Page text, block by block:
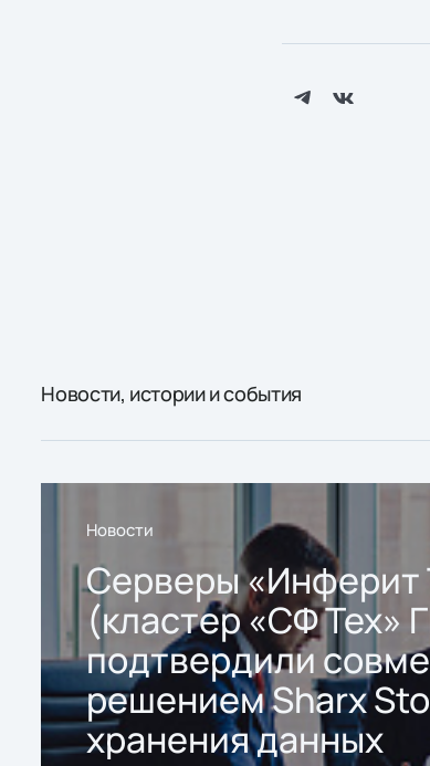
Новости, истории и события
Новости
Серверы «Инферит
(кластер «СФ Тех»
подтвердили
решением Sharx
хранения данных